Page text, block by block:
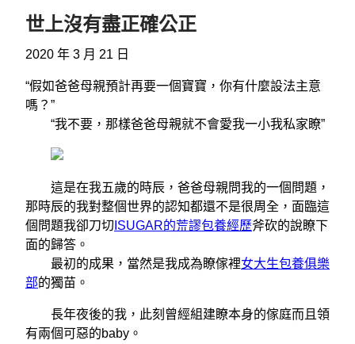
世上沒有盡正確公正
2020 年 3 月 21 日
“假如爸爸母親預計再要一個寶寶，你有什麼設法主意
嗎？”
“我不要，那樣爸爸母親就不會愛我一小我私家瞭”
這是在我五歲的時辰，爸爸母親問我的一個問題，
那時辰的我對整個世界的認知都還不是很周全，面臨這
個問題我卻刀切 ISUGAR的荒謬包養經歷斧砍的說瞭下
面的歸答。
最初的成果，當然是我成為瞭傢裡女大生包養俱樂
部的獨苗。
長年夜後的我，此刻曾經組建瞭本身的傢庭而且領
有兩個可惡的baby。